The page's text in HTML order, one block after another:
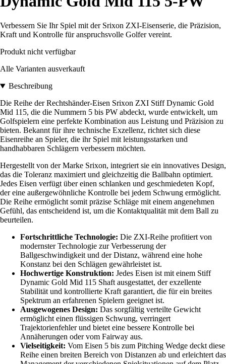
Verbessern Sie Ihr Spiel mit der Srixon ZXI-Eisenserie, die Präzision,
Kraft und Kontrolle für anspruchsvolle Golfer vereint.
Produkt nicht verfügbar
Alle Varianten ausverkauft
Beschreibung
Die Reihe der Rechtshänder-Eisen Srixon ZXI Stiff Dynamic Gold
Mid 115, die die Nummern 5 bis PW abdeckt, wurde entwickelt, um
Golfspielern eine perfekte Kombination aus Leistung und Präzision zu
bieten. Bekannt für ihre technische Exzellenz, richtet sich diese
Eisenreihe an Spieler, die ihr Spiel mit leistungsstarken und
handhabbaren Schlägern verbessern möchten.
Hergestellt von der Marke Srixon, integriert sie ein innovatives Design,
das die Toleranz maximiert und gleichzeitig die Ballbahn optimiert.
Jedes Eisen verfügt über einen schlanken und geschmiedeten Kopf,
der eine außergewöhnliche Kontrolle bei jedem Schwung ermöglicht.
Die Reihe ermöglicht somit präzise Schläge mit einem angenehmen
Gefühl, das entscheidend ist, um die Kontaktqualität mit dem Ball zu
beurteilen.
Fortschrittliche Technologie: Die ZXI-Reihe profitiert von
modernster Technologie zur Verbesserung der
Ballgeschwindigkeit und der Distanz, während eine hohe
Konstanz bei den Schlägen gewährleistet ist.
Hochwertige Konstruktion: Jedes Eisen ist mit einem Stiff
Dynamic Gold Mid 115 Shaft ausgestattet, der exzellente
Stabilität und kontrollierte Kraft garantiert, die für ein breites
Spektrum an erfahrenen Spielern geeignet ist.
Ausgewogenes Design: Das sorgfältig verteilte Gewicht
ermöglicht einen flüssigen Schwung, verringert
Trajektorienfehler und bietet eine bessere Kontrolle bei
Annäherungen oder vom Fairway aus.
Vielseitigkeit: Vom Eisen 5 bis zum Pitching Wedge deckt diese
Reihe einen breiten Bereich von Distanzen ab und erleichtert das